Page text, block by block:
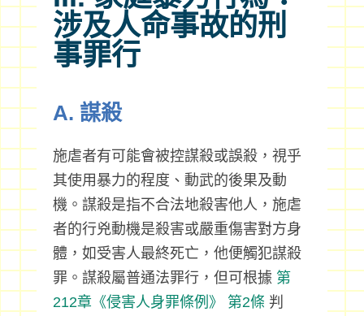
涉及人命事故的刑
事罪行
A. 謀殺
施虐者有可能會被控謀殺或誤殺，視乎
其使用暴力的程度、動武的後果及動
機。謀殺是指不合法地殺害他人，施虐
者的行兇動機是殺害或嚴重傷害對方身
體，如受害人最終死亡，他便觸犯謀殺
罪。謀殺屬普通法罪行，但可根據 第
212章《侵害人身罪條例》
第2條 判